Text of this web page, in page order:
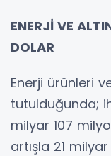
ENERJİ VE
DOLAR
Enerji ürünleri
tutulduğunda;
milyar 107
artışla 21